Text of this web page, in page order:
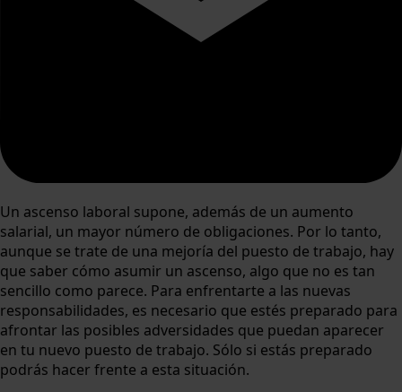
Un ascenso laboral supone, además de un aumento
salarial, un mayor número de obligaciones. Por lo tanto,
aunque se trate de una mejoría del puesto de trabajo, hay
que saber cómo asumir un ascenso, algo que no es tan
sencillo como parece. Para enfrentarte a las nuevas
responsabilidades, es necesario que estés preparado para
afrontar las posibles adversidades que puedan aparecer
en tu nuevo puesto de trabajo. Sólo si estás preparado
podrás hacer frente a esta situación.